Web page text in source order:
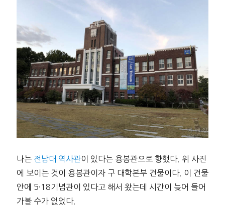
나는 전남대 역사관이 있다는 용봉관으로 향했다. 위 사진
에 보이는 것이 용봉관이자 구 대학본부 건물이다. 이 건물
안에 5·18기념관이 있다고 해서 왔는데 시간이 늦어 들어
가볼 수가 없었다.